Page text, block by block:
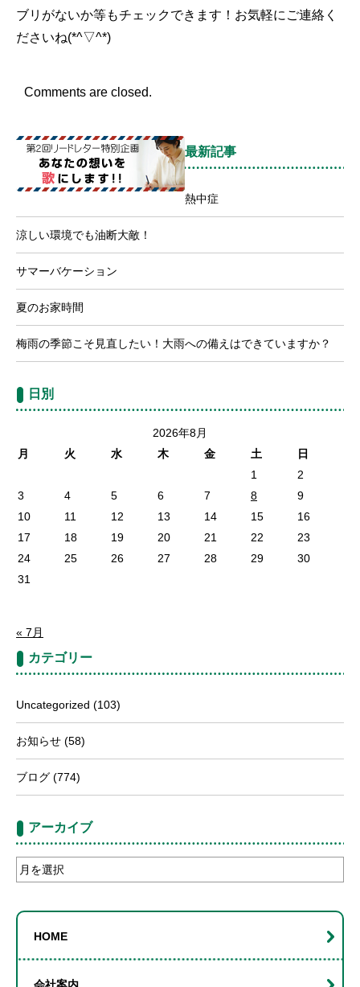
ブリがないか等もチェックできます！お気軽にご連絡く
ださいね(*^▽^*)
Comments are closed.
最新記事
熱中症
涼しい環境でも油断大敵！
サマーバケーション
夏のお家時間
梅雨の季節こそ見直したい！大雨への備えはできていますか？
日別
2026年8月
月
火 水 木 金 土
日
1
2
3
4 5 6 7 8
9
10
11 12 13 14 15
16
17
18 19 20 21 22
23
24
25 26 27 28 29
30
31
« 7月
カテゴリー
Uncategorized (103)
お知らせ (58)
ブログ (774)
アーカイブ
ア
ー
HOME